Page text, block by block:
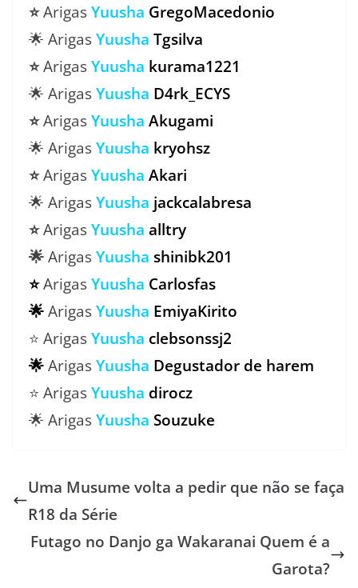
⭐ArigasYuusha GregoMacedonio
🌟 ArigasYuusha Tgsilva
⭐ArigasYuusha kurama1221
🌟 ArigasYuusha D4rk_ECYS
⭐ArigasYuusha Akugami
🌟 ArigasYuusha kryohsz
⭐ArigasYuusha Akari
🌟 ArigasYuusha jackcalabresa
⭐ArigasYuusha alltry
🌟ArigasYuusha shinibk201
⭐ArigasYuusha Carlosfas
🌟ArigasYuusha EmiyaKirito
⭐ ArigasYuusha clebsonssj2
🌟ArigasYuusha Degustador de harem
⭐ ArigasYuusha dirocz
🌟 ArigasYuusha Souzuke
Uma Musume volta a pedir que não se faça
R18 da Série
Futago no Danjo ga Wakaranai Quem é a
Garota?